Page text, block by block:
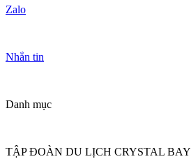
Zalo
Nhắn tin
Danh mục
TẬP ĐOÀN DU LỊCH CRYSTAL BAY